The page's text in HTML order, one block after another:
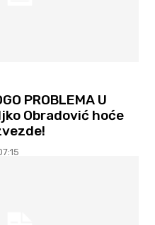
PROBLEMA U
Obradović hoće